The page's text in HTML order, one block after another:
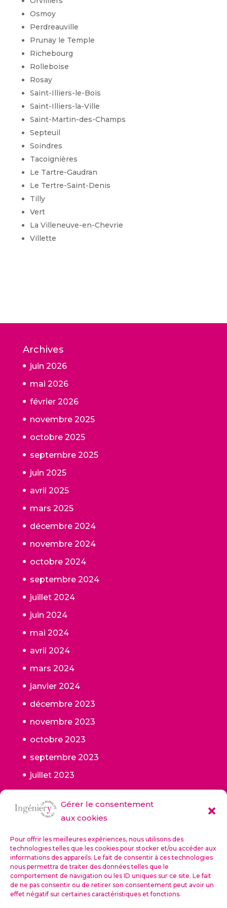
Gérer le consentement
aux cookies
Pour offrir les meilleures expériences, nous utilisons des
technologies telles que les cookies pour stocker et/ou accéder aux
informations des appareils. Le fait de consentir à ces technologies
nous permettra de traiter des données telles que le
comportement de navigation ou les ID uniques sur ce site. Le fait
de ne pas consentir ou de retirer son consentement peut avoir un
effet négatif sur certaines caractéristiques et fonctions.
Osmoy
Perdreauville
Prunay le Temple
Richebourg
Rolleboise
Rosay
Saint-Illiers-le-Bois
Saint-Illiers-la-Ville
Saint-Martin-des-Champs
Septeuil
Soindres
Tacoignières
Le Tartre-Gaudran
Le Tertre-Saint-Denis
Tilly
Vert
La Villeneuve-en-Chevrie
Villette
Archives
juin 2026
mai 2026
février 2026
novembre 2025
octobre 2025
septembre 2025
juin 2025
avril 2025
mars 2025
décembre 2024
novembre 2024
octobre 2024
septembre 2024
juillet 2024
juin 2024
mai 2024
avril 2024
mars 2024
janvier 2024
décembre 2023
novembre 2023
octobre 2023
septembre 2023
juillet 2023
juin 2023
mai 2023
octobre 2022
septembre 2022